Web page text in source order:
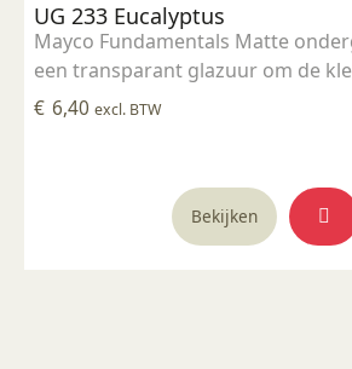
UG 233 Eucalyptus
Mayco Fundamentals Matte
een transparant glazuur om de
maken Geschikt voor
€ 6,40 excl. BTW
Bekijken